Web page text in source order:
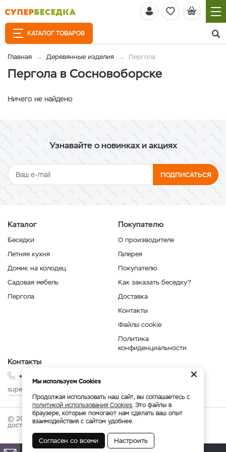
КАТАЛОГ ТОВАРОВ
Главная Деревянные изделия Пергола
Пергола в Сосновоборске
Ничего не найдено
Узнавайте о новинках и акциях
ПОДПИСАТЬСЯ
Каталог
Беседки
Летняя кухня
Домик на колодец
Садовая мебель
Пергола
Покупателю
О производителе
Галерея
Покупателю
Как заказать беседку?
Доставка
Контакты
Файлы cookie
Политика
конфиденциальности
Контакты
+7 999 210-35-35
superbesedka@mail.ru
© 2026 superbesedka.com - беседки от производителя с
доставкой по России.
×
Мы используем Cookies
Продолжая использовать наш сайт, вы соглашаетесь с
политикой использования Cookies. Это файлы в
браузере, которые помогают нам сделать ваш опыт
взаимодействия с сайтом удобнее.
Согласен со всеми Настроить